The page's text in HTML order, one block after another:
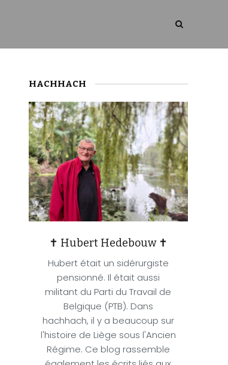
HACHHACH
✝ Hubert Hedebouw ✝
Hubert était un sidérurgiste
pensionné. Il était aussi
militant du Parti du Travail de
Belgique (PTB). Dans
hachhach, il y a beaucoup sur
l'histoire de Liège sous l'Ancien
Régime. Ce blog rassemble